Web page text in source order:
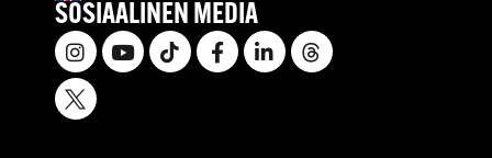
SOSIAALINEN MEDIA